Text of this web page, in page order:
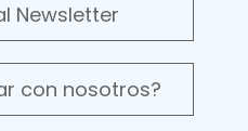
Newsletter
con nosotros?